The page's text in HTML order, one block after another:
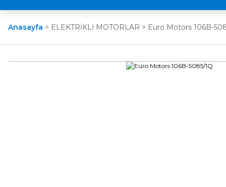
Anasayfa ELEKTRİKLİ MOTORLAR Euro Motors 106B-